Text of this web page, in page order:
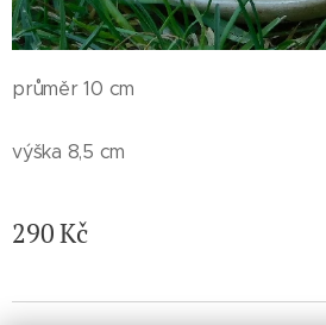
průměr 10 cm
výška 8,5 cm
290Kč